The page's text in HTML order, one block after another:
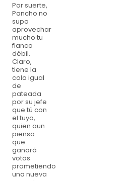
Por suerte,
Pancho no
supo
aprovechar
mucho tu
flanco
débil.
Claro,
tiene la
cola igual
de
pateada
por su jefe
que tú con
el tuyo,
quien aun
piensa
que
ganará
votos
prometiendo
una nueva